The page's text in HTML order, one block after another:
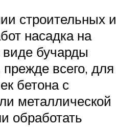
строительных и
насадка на
бучарды
прежде всего, для
бетона с
металлической
обработать